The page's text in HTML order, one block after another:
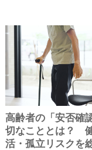
高齢者の「安否確
切なこととは？
活・孤立リスクを